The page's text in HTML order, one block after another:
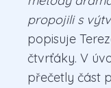
propojili s
popisuje
čtvrťáky. V
přečetly část